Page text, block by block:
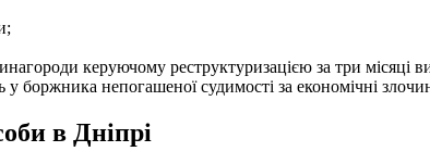
керуючому реструктуризацією за три місяці
у боржника непогашеної судимості за економічні
в Дніпрі